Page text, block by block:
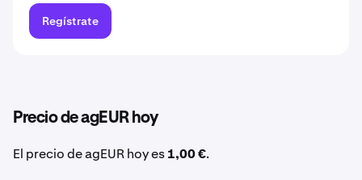
Regístrate
Precio de agEUR hoy
El precio de agEUR hoy es1,00 €.